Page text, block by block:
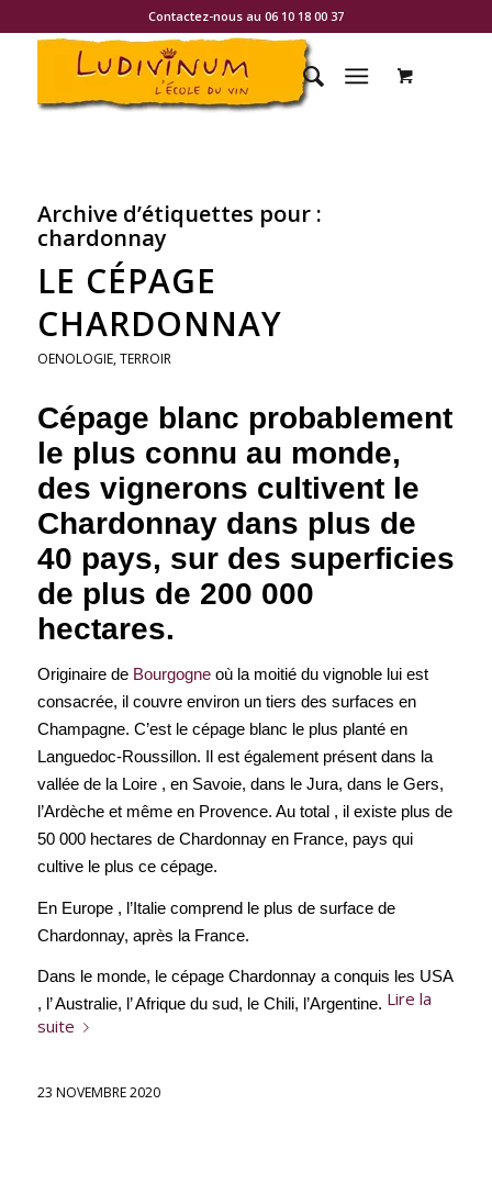
Contactez-nous au 06 10 18 00 37
Archive d’étiquettes pour :
chardonnay
LE CÉPAGE
CHARDONNAY
OENOLOGIE,TERROIR
Cépage blanc probablement
le plus connu au monde,
des vignerons cultivent le
Chardonnay dans plus de
40 pays, sur des superficies
de plus de 200 000
hectares.
Originaire de Bourgogneoù la moitié du vignoble lui est
consacrée, il couvre environ un tiers des surfaces en
Champagne. C’est le cépage blanc le plus planté en
Languedoc-Roussillon. Il est également présent dans la
vallée de la Loire , en Savoie, dans le Jura, dans le Gers,
l’Ardèche et même en Provence. Au total , il existe plus de
50 000 hectares de Chardonnay en France, pays qui
cultive le plus ce cépage.
En Europe , l’Italie comprend le plus de surface de
Chardonnay, après la France.
Dans le monde, le cépage Chardonnay a conquis les USA
, l’ Australie, l’ Afrique du sud, le Chili, l’Argentine. Lire la
suite
23 NOVEMBRE 2020